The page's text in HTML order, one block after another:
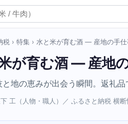
税 ›特集 › 水と米が育む酒 — 産地の手
が育む酒 — 産地
地の恵みが出会う瞬間。返礼品
工（人物・職人）／ ふるさと納税 横断